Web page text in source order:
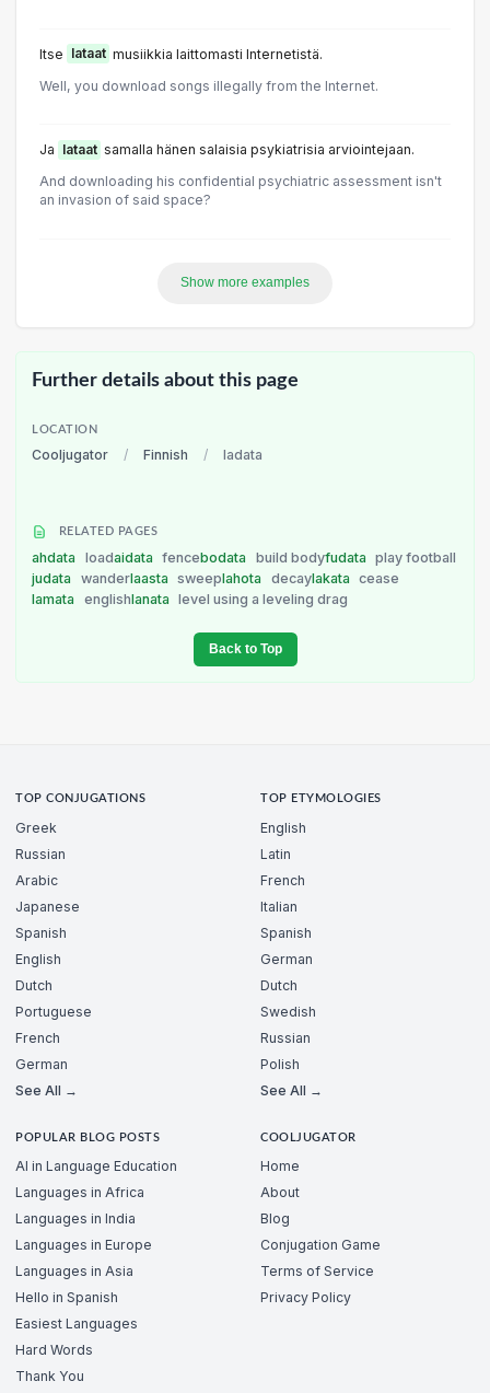
Itse lataat musiikkia laittomasti Internetistä.
Well, you download songs illegally from the Internet.
Ja lataat samalla hänen salaisia psykiatrisia arviointejaan.
And downloading his confidential psychiatric assessment isn't
an invasion of said space?
Show more examples
Further details about this page
LOCATION
Cooljugator / Finnish / ladata
RELATED PAGES
ahdata loadaidata fencebodata build bodyfudata
play football
judata
wanderlaasta sweeplahota decaylakata
cease
lamata
englishlanata level using a leveling drag
Back to Top
TOP CONJUGATIONS
Greek
Russian
Arabic
Japanese
Spanish
English
Dutch
Portuguese
French
German
See All →
TOP ETYMOLOGIES
English
Latin
French
Italian
Spanish
German
Dutch
Swedish
Russian
Polish
See All →
POPULAR BLOG POSTS
AI in Language Education
Languages in Africa
Languages in India
Languages in Europe
Languages in Asia
Hello in Spanish
Easiest Languages
Hard Words
Thank You
COOLJUGATOR
Home
About
Blog
Conjugation Game
Terms of Service
Privacy Policy